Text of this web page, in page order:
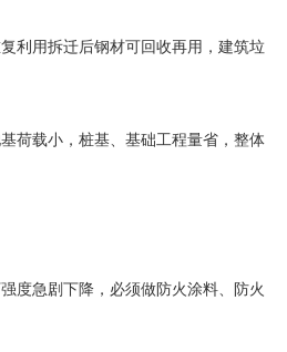
利用拆迁后钢材可回收再用，建筑垃
荷载小，桩基、基础工程量省，整体
度急剧下降， 必须做防火涂料、防火